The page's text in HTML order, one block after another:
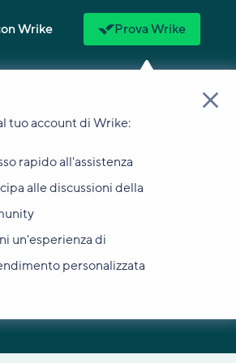
Wrike Prova Wrike
tuo account di Wrike:
rapido all'assistenza
alle discussioni della
un'esperienza di
personalizzata